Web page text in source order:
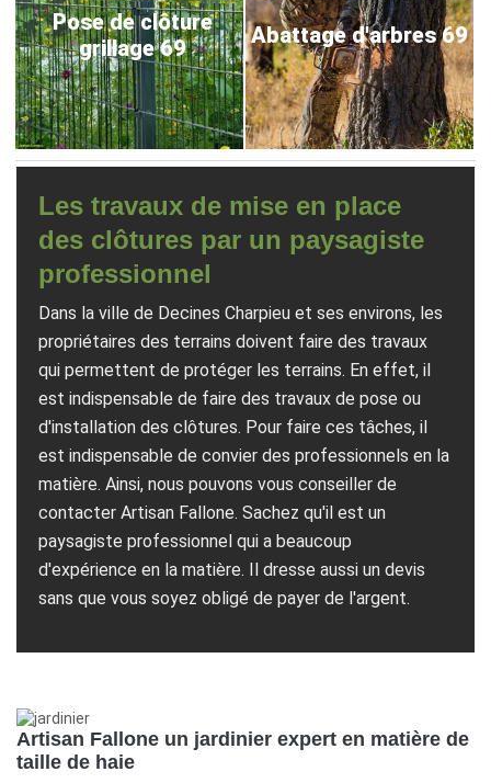
Pose de clôture
grillage 69
Abattage d'arbres 69
Les travaux de mise en place
des clôtures par un paysagiste
professionnel
Dans la ville de Decines Charpieu et ses environs, les
propriétaires des terrains doivent faire des travaux
qui permettent de protéger les terrains. En effet, il
est indispensable de faire des travaux de pose ou
d'installation des clôtures. Pour faire ces tâches, il
est indispensable de convier des professionnels en la
matière. Ainsi, nous pouvons vous conseiller de
contacter Artisan Fallone. Sachez qu'il est un
paysagiste professionnel qui a beaucoup
d'expérience en la matière. Il dresse aussi un devis
sans que vous soyez obligé de payer de l'argent.
Artisan Fallone un jardinier expert en matière de
taille de haie